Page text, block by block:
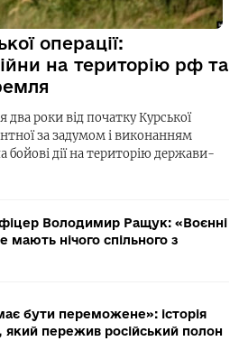
операції:
на територію рф та
два роки від початку Курської
за задумом і виконанням
бойові дії на територію держави-
Володимир Ращук: «Воєнні
мають нічого спільного з
бути переможене»: історія
який пережив російський полон